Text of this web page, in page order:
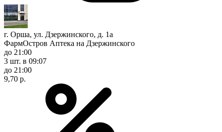
г. Орша, ул. Дзержинского, д. 1а
ФармОстров Аптека на Дзержинского
до 21:00
3 шт. в 09:07
до 21:00
9,70 р.